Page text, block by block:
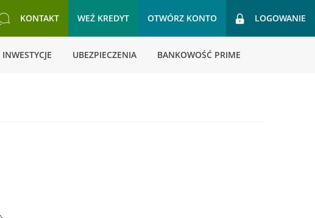
KONTAKT WEŹ KREDYT OTWÓRZ KONTO LOGOWANIE
INWESTYCJE UBEZPIECZENIA BANKOWOŚĆ PRIME